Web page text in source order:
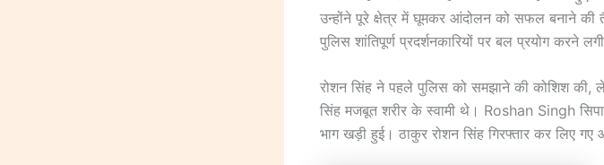
उन्होंने पूरे क्षेत्र में घूमकर आंदोलन को सफल बनाने की
पुलिस शांतिपूर्ण प्रदर्शनकारियों पर बल प्रयोग करने
रोशन सिंह ने पहले पुलिस को समझाने की कोशिश की,
सिंह मजबूत शरीर के स्वामी थे। Roshan Singh
भाग खड़ी हुई। ठाकुर रोशन सिंह गिरफ्तार कर लिए